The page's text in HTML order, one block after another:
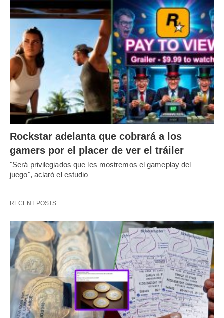
Rockstar adelanta que cobrará a los
gamers por el placer de ver el tráiler
"Será privilegiados que les mostremos el gameplay del
juego", aclaró el estudio
RECENT POSTS